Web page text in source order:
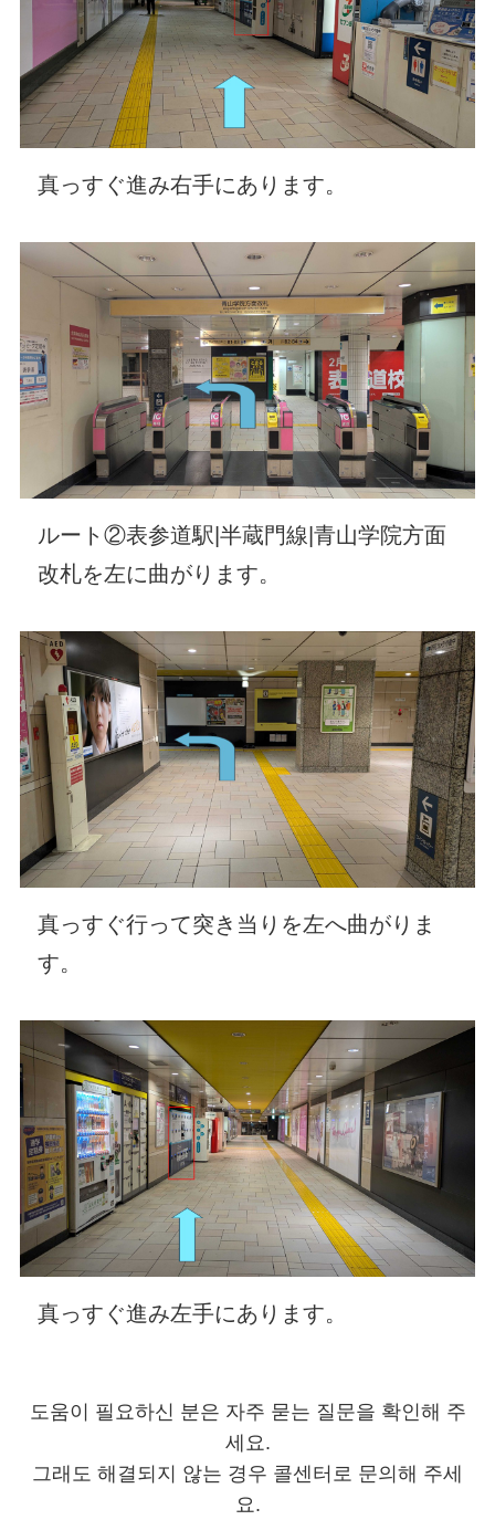
真っすぐ進み右手にあります。
ルート②表参道駅|半蔵門線|青山学院方面
改札を左に曲がります。
真っすぐ行って突き当りを左へ曲がりま
す。
真っすぐ進み左手にあります。
도움이 필요하신 분은 자주 묻는 질문을 확인해 주
세요.
그래도 해결되지 않는 경우 콜센터로 문의해 주세
요.